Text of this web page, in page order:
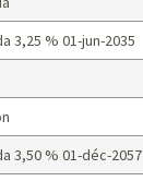
3,25 % 01-jun-2035
3,50 % 01-déc-2057